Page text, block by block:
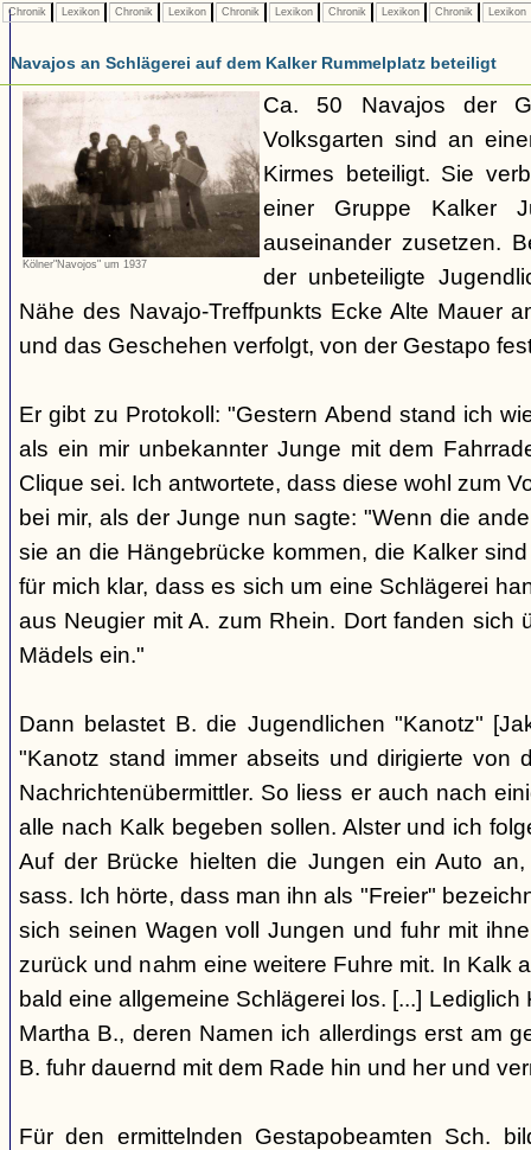
Chronik Lexikon Chronik Lexikon Chronik Lexikon Chronik Lexikon Chronik Lexikon
Navajos an Schlägerei auf dem Kalker Rummelplatz beteiligt
Kölner"Navojos" um 1937
Ca. 50 Navajos der
Volksgarten sind an
Kirmes beteiligt. Sie
einer Gruppe Kalker
auseinander zusetzen.
der unbeteiligte
Nähe des Navajo-Treffpunkts Ecke Alte Mauer
und das Geschehen verfolgt, von der Gestapo
Er gibt zu Protokoll: "Gestern Abend stand ich
als ein mir unbekannter Junge mit dem
Clique sei. Ich antwortete, dass diese wohl zum
bei mir, als der Junge nun sagte: "Wenn die
sie an die Hängebrücke kommen, die Kalker
für mich klar, dass es sich um eine Schlägerei
aus Neugier mit A. zum Rhein. Dort fanden sich
Mädels ein."
Dann belastet B. die Jugendlichen "Kanotz"
"Kanotz stand immer abseits und dirigierte von
Nachrichtenübermittler. So liess er auch nach
alle nach Kalk begeben sollen. Alster und ich
Auf der Brücke hielten die Jungen ein Auto
sass. Ich hörte, dass man ihn als "Freier"
sich seinen Wagen voll Jungen und fuhr mit
zurück und nahm eine weitere Fuhre mit. In Kalk
bald eine allgemeine Schlägerei los. [...]
Martha B., deren Namen ich allerdings erst am
B. fuhr dauernd mit dem Rade hin und her und
Für den ermittelnden Gestapobeamten Sch.